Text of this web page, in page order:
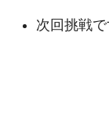
次回挑戦で